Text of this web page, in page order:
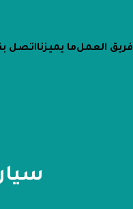
فريق العملما يميزنااتصل